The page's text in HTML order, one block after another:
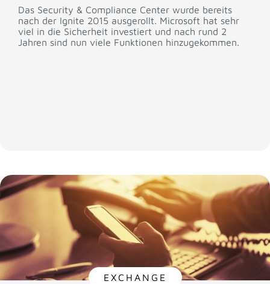
Das Security & Compliance Center wurde bereits
nach der Ignite 2015 ausgerollt. Microsoft hat sehr
viel in die Sicherheit investiert und nach rund 2
Jahren sind nun viele Funktionen hinzugekommen.
EXCHANGE